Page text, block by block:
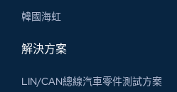
韓國海虹
解決方案
LIN/CAN總線汽車零件測試方案